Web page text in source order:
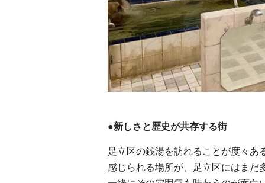
●新しさと歴史が共存する街
足立区の銭湯を訪れることが度々あ
感じられる場所が、足立区にはまだ